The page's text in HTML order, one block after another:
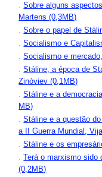
.Sobre alguns
Martens (0,3MB)
.Sobre o papel de
.Socialismo e
.Socialismo e
.Stáline, a época de
Zinóviev (0,1MB)
.Stáline e a
MB)
.Stáline e a questão
a II Guerra Mundial,
.Stáline e os
.Terá o marxismo sido
(0,2MB)